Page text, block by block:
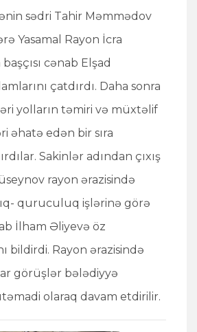
sədri Tahir Məmmədov
Yasamal Rayon İcra
cənab Elşad
çatdırdı. Daha sonra
yolların təmiri və müxtəlif
əhatə edən bir sıra
Sakinlər adından çıxış
rayon ərazisində
quruculuq işlərinə görə
İlham Əliyevə öz
bildirdi. Rayon ərazisində
görüşlər bələdiyyə
olaraq davam etdirilir.